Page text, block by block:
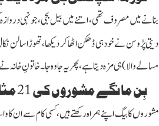
بنانے میں مصروف تھی، اتنے میں بیل بجی، جونہی دروازہ
دیتی پڑوسن نے خود ہی ڈھکن اٹھا کر دیکھا، تھوڑا سالن نکال
مسالے والا)ہی مزہ دیتا ہے، پھر یہ جا وہ جا۔ خاتونِ خانہ
بِن مانگے مشوروں کی 21 مثالیں
مشوروں کا بیگ اپنے ہمراہ رکھتے ہیں، کسی کام سے ان